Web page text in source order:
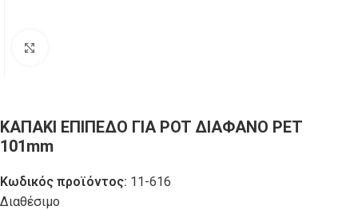
ΚΑΠΑΚΙ ΕΠΙΠΕΔΟ ΓΙΑ POT ΔΙΑΦΑΝΟ PET
101mm
Κωδικός προϊόντος: 11-616
Διαθέσιμο